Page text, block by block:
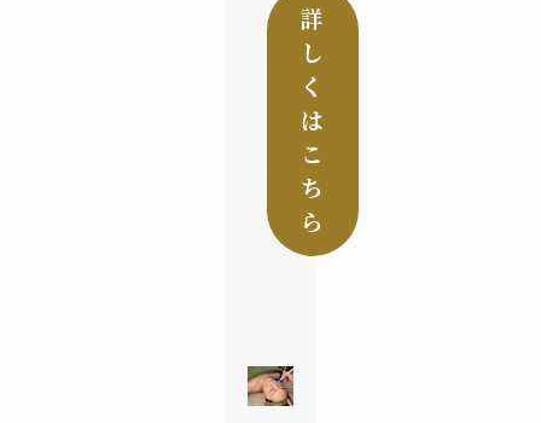
詳
し
く
は
こ
ち
ら